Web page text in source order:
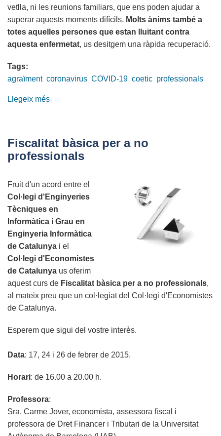
vetlla, ni les reunions familiars, que ens poden ajudar a
superar aquests moments difícils. Molts ànims també a
totes aquelles persones que estan lluitant contra
aquesta enfermetat, us desitgem una ràpida recuperació.
Tags:
agraïment coronavirus COVID-19 coetic professionals
Llegeix més
COETIC
Fiscalitat bàsica per a no
professionals
Fruit d'un acord entre el
Col·legi d'Enginyeries
Tècniques en
Informàtica i Grau en
Enginyeria Informàtica
de Catalunya i el
Col·legi d'Economistes
de Catalunya us oferim
aquest curs de Fiscalitat bàsica per a no professionals,
al mateix preu que un col·legiat del Col·legi d'Economistes
de Catalunya.
Esperem que sigui del vostre interès.
Data: 17, 24 i 26 de febrer de 2015.
Horari: de 16.00 a 20.00 h.
Professora:
Sra. Carme Jover, economista, assessora fiscal i
professora de Dret Financer i Tributari de la Universitat